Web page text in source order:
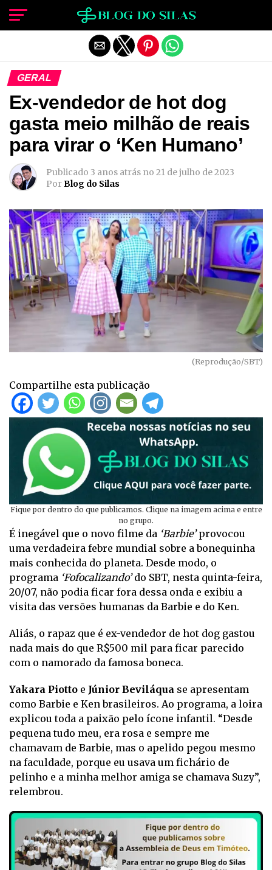
GERAL
Ex-vendedor de hot dog
gasta meio milhão de reais
para virar o ‘Ken Humano’
Publicado 3 anos atrás no 21 de julho de 2023
PorBlog do Silas
(Reprodução/SBT)
Compartilhe esta publicação
Fique por dentro do que publicamos. Clique na imagem acima e entre
no grupo.
É inegável que o novo filme da ‘Barbie’provocou
uma verdadeira febre mundial sobre a bonequinha
mais conhecida do planeta. Desde modo, o
programa ‘Fofocalizando’do SBT, nesta quinta-feira,
20/07, não podia ficar fora dessa onda e exibiu a
visita das versões humanas da Barbie e do Ken.
Aliás, o rapaz que é ex-vendedor de hot dog gastou
nada mais do que R$500 mil para ficar parecido
com o namorado da famosa boneca.
Yakara Piotto e Júnior Beviláqua se apresentam
como Barbie e Ken brasileiros. Ao programa, a loira
explicou toda a paixão pelo ícone infantil. “Desde
pequena tudo meu, era rosa e sempre me
chamavam de Barbie, mas o apelido pegou mesmo
na faculdade, porque eu usava um fichário de
pelinho e a minha melhor amiga se chamava Suzy”,
relembrou.
Sair da versão mobile